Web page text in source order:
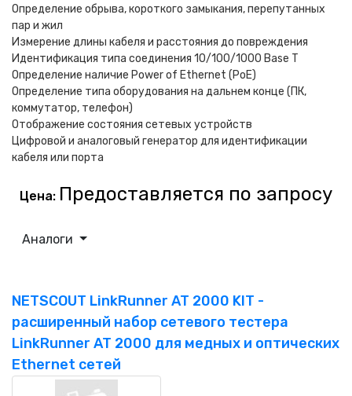
Определение обрыва, короткого замыкания, перепутанных
пар и жил
Измерение длины кабеля и расстояния до повреждения
Идентификация типа соединения 10/100/1000 Base T
Определение наличие Power of Ethernet (PoE)
Определение типа оборудования на дальнем конце (ПК,
коммутатор, телефон)
Отображение состояния сетевых устройств
Цифровой и аналоговый генератор для идентификации
кабеля или порта
Цена: Предоставляется по запросу
Аналоги
NETSCOUT LinkRunner AT 2000 KIT -
расширенный набор сетевого тестера
LinkRunner AT 2000 для медных и оптических
Ethernet сетей